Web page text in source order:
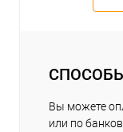
Вы можете
или по